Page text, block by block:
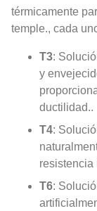
térmicamente
temple., cada
T3:
y
ductilidad..
T4:
resistencia
T6: